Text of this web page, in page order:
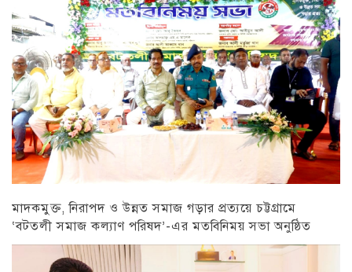
মাদকমুক্ত, নিরাপদ ও উন্নত সমাজ গড়ার প্রত্যয়ে চট্টগ্রামে
‘বটতলী সমাজ কল্যাণ পরিষদ’-এর মতবিনিময় সভা অনুষ্ঠিত
চট্টগ্রাম